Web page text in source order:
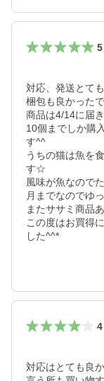
5
対応、発送とて
梱包も良かった
商品は4/14に届
10個までしか購
す^^
うちの猫は魚を
す☆
風味が魚なので
月までなのでゆ
またササミ商品
この度はお買得
した^^*
4
対応はとても良